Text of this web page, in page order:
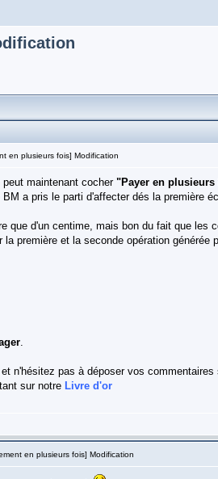
en plusieurs fois] Modification
maintenant cocher "Payer en
a pris le parti d'affecter dés la première
que d'un centime, mais bon du fait que
la première et la seconde opération
.
et n'hésitez pas à déposer vos
sur notre Livre d'or
en plusieurs fois] Modification